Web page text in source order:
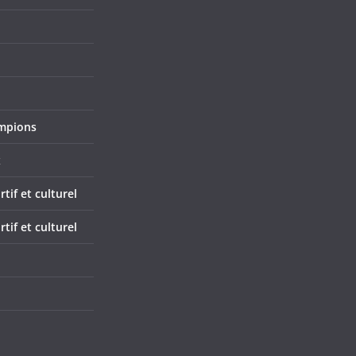
et culturel
et culturel